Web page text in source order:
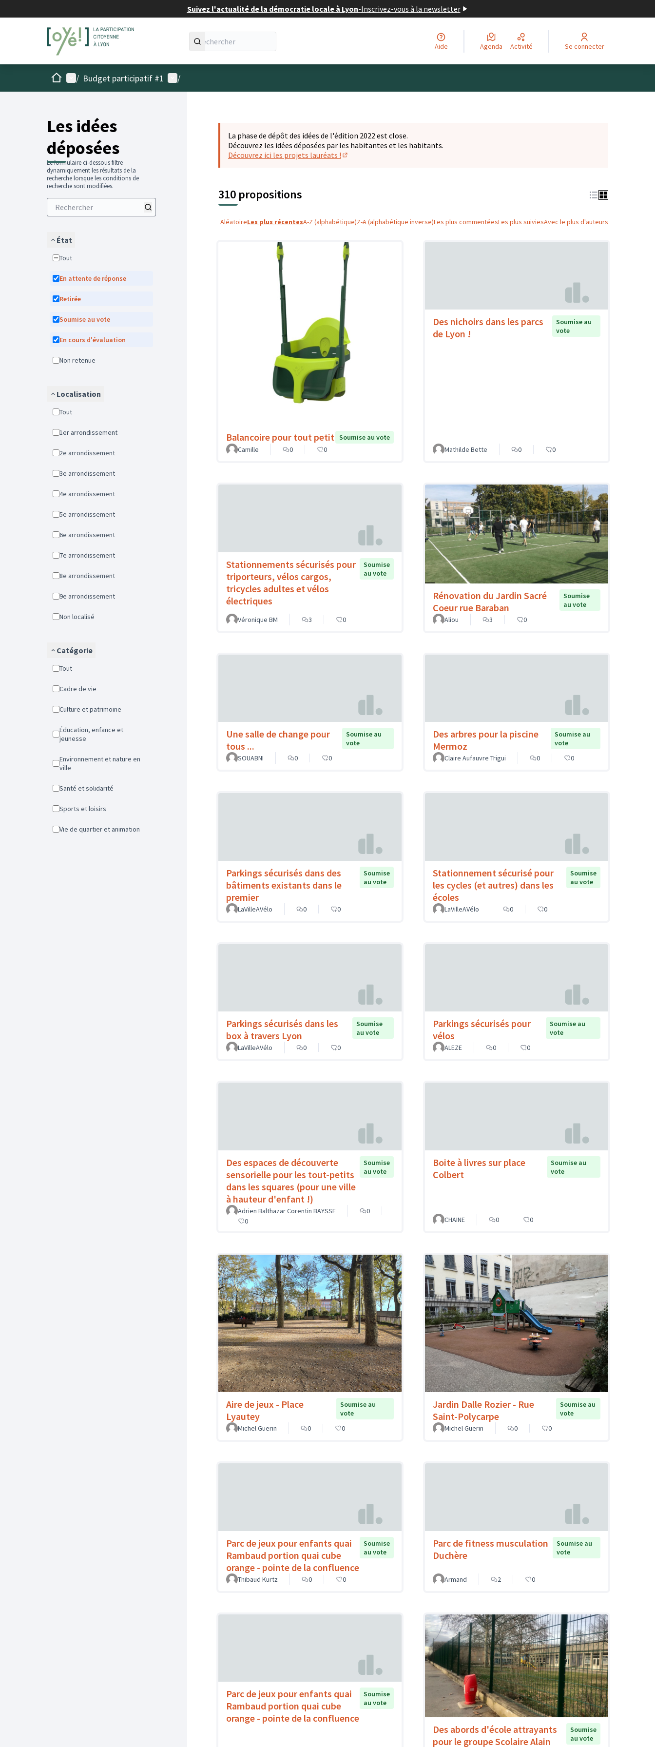
Suivez l'actualité de la démocratie locale à Lyon-Inscrivez-vous à la newsletter
Aide Agenda Activité Se connecter
AccueilMenu principal
/ Budget participatif #1 Menu utilisateur
/
Les idées
déposées
Le formulaire ci-dessous filtre
dynamiquement les résultats de la
recherche lorsque les conditions de
recherche sont modifiées.
État
Tout
En attente de réponse
Retirée
Soumise au vote
En cours d'évaluation
Non retenue
Localisation
Tout
1er arrondissement
2e arrondissement
3e arrondissement
4e arrondissement
5e arrondissement
6e arrondissement
7e arrondissement
8e arrondissement
9e arrondissement
Non localisé
Catégorie
Tout
Cadre de vie
Culture et patrimoine
Éducation, enfance et
jeunesse
Environnement et nature en
ville
Santé et solidarité
Sports et loisirs
Vie de quartier et animation
La phase de dépôt des idées de l'édition 2022 est close.
Découvrez les idées déposées par les habitantes et les habitants.
Découvrez ici les projets lauréats !
310 propositions
AléatoireLes plus récentesA-Z (alphabétique)Z-A (alphabétique inverse)Les plus commentéesLes plus suiviesAvec le plus d'auteurs
Balancoire pour tout petit Soumise au vote
Camille
0 0
Des nichoirs dans les parcs
de Lyon !
Soumise au
vote
Mathilde Bette 0 0
Stationnements sécurisés pour
triporteurs, vélos cargos,
tricycles adultes et vélos
électriques
Soumise
au vote
Véronique BM 3 0
Rénovation du Jardin Sacré
Coeur rue Baraban
Soumise
au vote
Aliou
3 0
Une salle de change pour
tous ...
Soumise au
vote
SOUABNI
0 0
Des arbres pour la piscine
Mermoz
Soumise au
vote
Claire Aufauvre Trigui
0 0
Parkings sécurisés dans des
bâtiments existants dans le
premier
Soumise
au vote
LaVilleAVélo 0 0
Stationnement sécurisé pour
les cycles (et autres) dans les
écoles
Soumise
au vote
LaVilleAVélo 0 0
Parkings sécurisés dans les
box à travers Lyon
Soumise
au vote
LaVilleAVélo
0 0
Parkings sécurisés pour
vélos
Soumise au
vote
ALEZE
0 0
Des espaces de découverte
sensorielle pour les tout-petits
dans les squares (pour une ville
à hauteur d'enfant !)
Soumise
au vote
Adrien Balthazar Corentin BAYSSE
0
0
Boite à livres sur place
Colbert
Soumise au
vote
CHAINE 0 0
Aire de jeux - Place
Lyautey
Soumise au
vote
Michel Guerin
0 0
Jardin Dalle Rozier - Rue
Saint-Polycarpe
Soumise au
vote
Michel Guerin
0 0
Parc de jeux pour enfants quai
Rambaud portion quai cube
orange - pointe de la confluence
Soumise
au vote
Thibaud Kurtz 0 0
Parc de fitness musculation
Duchère
Soumise au
vote
Armand 2 0
Parc de jeux pour enfants quai
Rambaud portion quai cube
orange - pointe de la confluence
Soumise
au vote
Des abords d'école attrayants
pour le groupe Scolaire Alain
Soumise
au vote